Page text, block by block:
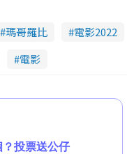
瑪哥羅比 電影2022
電影